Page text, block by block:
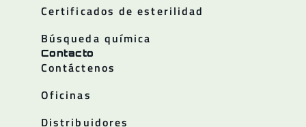
Certificados de esterilidad
Búsqueda química
Contacto
Contáctenos
Oficinas
Distribuidores